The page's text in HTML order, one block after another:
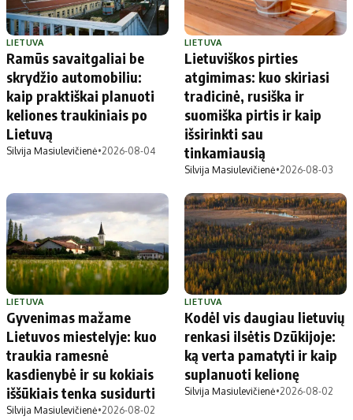
LIETUVA
Ramūs savaitgaliai be
skrydžio automobiliu:
kaip praktiškai planuoti
keliones traukiniais po
Lietuvą
Silvija Masiulevičienė•2026-08-04
LIETUVA
Lietuviškos pirties
atgimimas: kuo skiriasi
tradicinė, rusiška ir
suomiška pirtis ir kaip
išsirinkti sau
tinkamiausią
Silvija Masiulevičienė•2026-08-03
LIETUVA
Gyvenimas mažame
Lietuvos miestelyje: kuo
traukia ramesnė
kasdienybė ir su kokiais
iššūkiais tenka susidurti
Silvija Masiulevičienė•2026-08-02
LIETUVA
Kodėl vis daugiau lietuvių
renkasi ilsėtis Dzūkijoje:
ką verta pamatyti ir kaip
suplanuoti kelionę
Silvija Masiulevičienė•2026-08-02